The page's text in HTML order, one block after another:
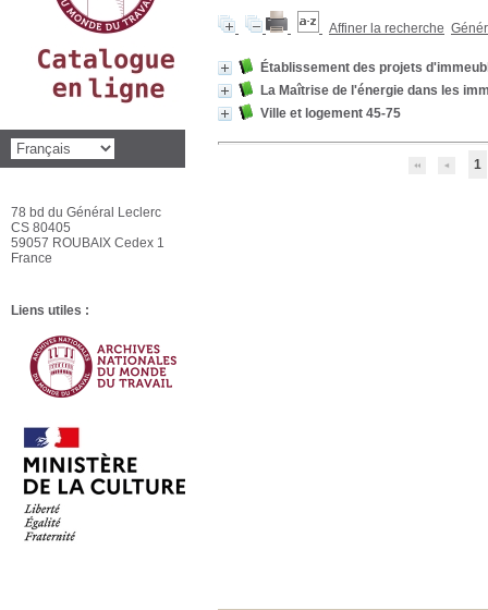
Affiner la recherche
Établissement des projets
La Maîtrise de l'énergie dans les
Ville et logement 45-75
1
78 bd du Général Leclerc
CS 80405
59057 ROUBAIX Cedex 1
France
Liens utiles :